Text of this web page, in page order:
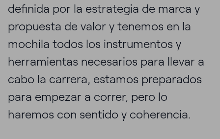
definida por la estrategia de marca y
propuesta de valor y tenemos en la
mochila todos los instrumentos y
herramientas necesarios para llevar a
cabo la carrera, estamos preparados
para empezar a correr, pero lo
haremos con sentido y coherencia.